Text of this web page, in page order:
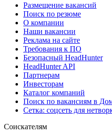
Размещение вакансий
Поиск по резюме
О компании
Наши вакансии
Реклама на сайте
Требования к ПО
Безопасный HeadHunter
HeadHunter API
Партнерам
Инвесторам
Каталог компаний
Поиск по вакансиям в
Сетка: соцсеть для
Соискателям